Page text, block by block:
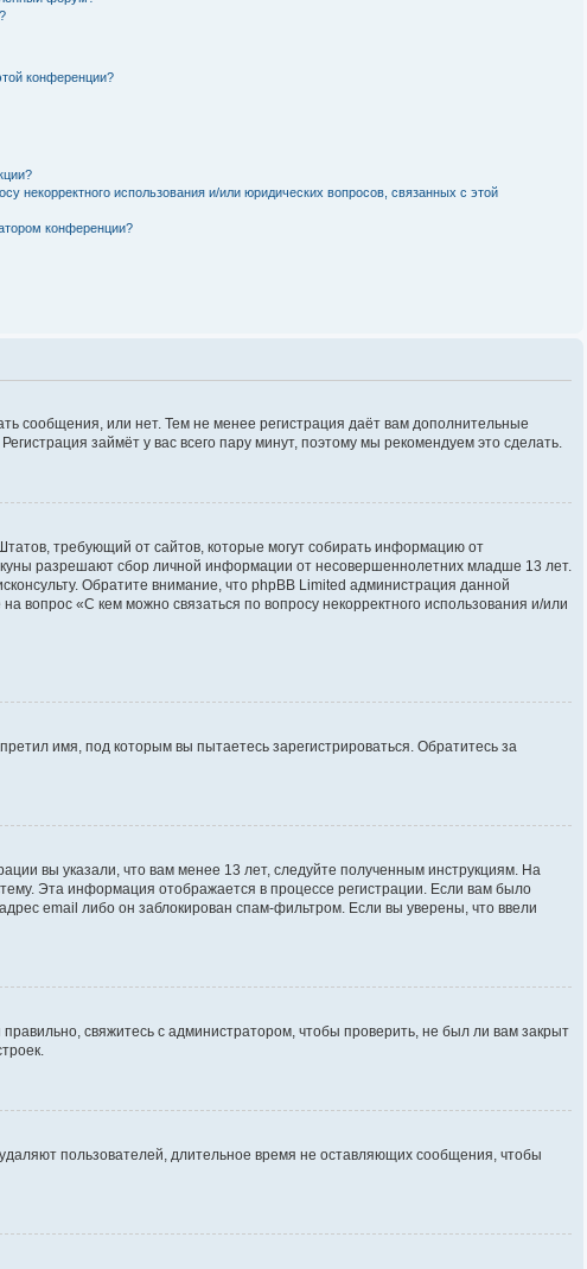
конференции?
некорректного использования и/или юридических вопросов, связанных с этой
конференции?
сообщения, или нет. Тем не менее регистрация даёт вам дополнительные
займёт у вас всего пару минут, поэтому мы рекомендуем это сделать.
требующий от сайтов, которые могут собирать информацию от
разрешают сбор личной информации от несовершеннолетних младше 13 лет.
Обратите внимание, что phpBB Limited администрация данной
«С кем можно связаться по вопросу некорректного использования и/или
имя, под которым вы пытаетесь зарегистрироваться. Обратитесь за
вы указали, что вам менее 13 лет, следуйте полученным инструкциям. На
Эта информация отображается в процессе регистрации. Если вам было
email либо он заблокирован спам-фильтром. Если вы уверены, что ввели
свяжитесь с администратором, чтобы проверить, не был ли вам закрыт
пользователей, длительное время не оставляющих сообщения, чтобы